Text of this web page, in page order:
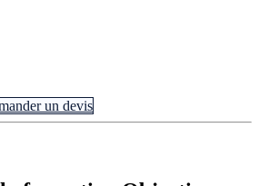
un devis